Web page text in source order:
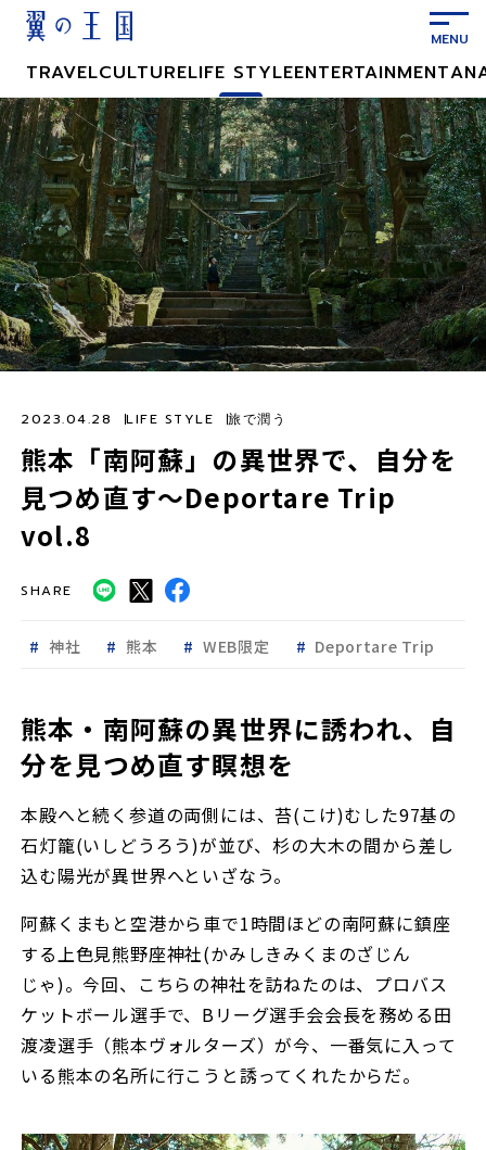
ン
テ
ン
ツ
に
ス
キ
ッ
プ
TRAVELCULTURELIFE STYLEENTERTAINMENT
熊本「南阿蘇」の異世界で、自分を
見つめ直す～Deportare Trip
vol.8
2023.04.28 LIFE STYLE 旅で潤う
SHARE
神社 熊本 WEB限定 Deportare Trip
熊本・南阿蘇の異世界に誘われ、自
分を見つめ直す瞑想を
本殿へと続く参道の両側には、苔(こけ)むした97基の
石灯籠(いしどうろう)が並び、杉の大木の間から差し
込む陽光が異世界へといざなう。
阿蘇くまもと空港から車で1時間ほどの南阿蘇に鎮座
する上色見熊野座神社(かみしきみくまのざじん
じゃ)。今回、こちらの神社を訪ねたのは、プロバス
ケットボール選手で、Bリーグ選手会会長を務める田
渡凌選手（熊本ヴォルターズ）が今、一番気に入って
いる熊本の名所に行こうと誘ってくれたからだ。